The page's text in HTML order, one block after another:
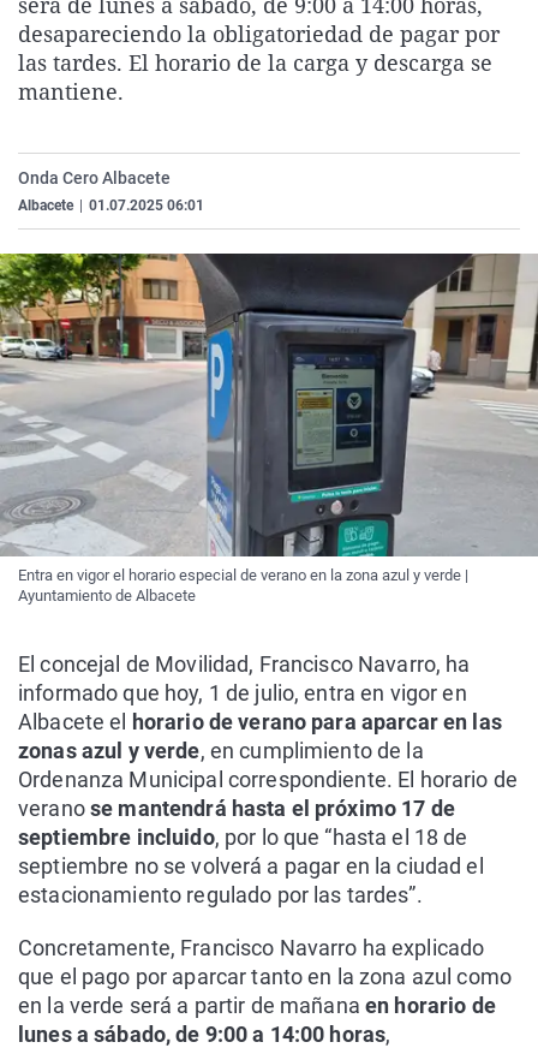
La rosa de los vientos
Gente viajera
Caso
Retornados
Extremadura
Galicia
Virales
Televisión
desapareciendo la obligatoriedad de pagar por
las tardes. El horario de la carga y descarga se
mantiene.
Onda Cero Albacete
Albacete 01.07.2025 06:01
Entra en vigor el horario especial de verano en la zona azul y verde |
Ayuntamiento de Albacete
El concejal de Movilidad, Francisco Navarro, ha
informado que hoy, 1 de julio, entra en vigor en
Albacete el
horario de verano para aparcar en las
zonas azul y verde, en cumplimiento de la
Ordenanza Municipal correspondiente. El horario de
veranose mantendrá hasta el próximo 17 de
septiembre incluido, por lo que “hasta el 18 de
septiembre no se volverá a pagar en la ciudad el
estacionamiento regulado por las tardes”.
Concretamente, Francisco Navarro ha explicado
que el pago por aparcar tanto en la zona azul como
en la verde será a partir de mañana en horario de
lunes a sábado, de 9:00 a 14:00 horas,